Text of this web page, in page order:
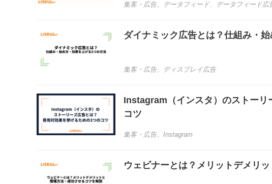
集客・広告、 データフィード、 データフィード広
ダイナミック広告とは？仕組み・
集客・広告、 ディスプレイ広告
Instagram（インスタ）のストーリ
コツ
集客・広告、 Instagram
ウェビナーとは？メリットデメリ